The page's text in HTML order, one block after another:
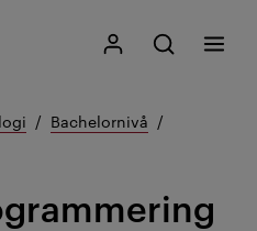
Mitt Kristiania
Åpne søk
Søk
Meny
Bachelornivå